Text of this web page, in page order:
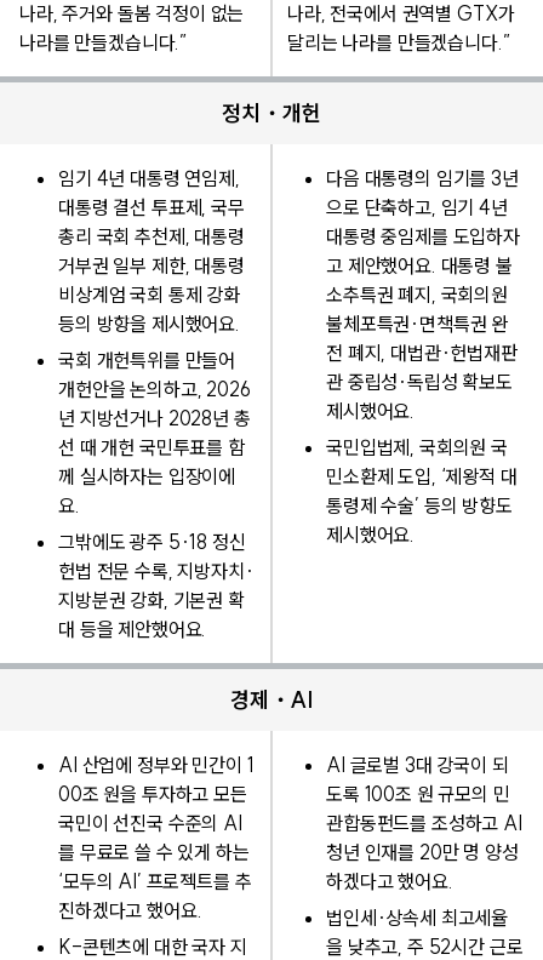
나라, 주거와 돌봄 걱정이 없는
나라를 만들겠습니다.”
나라, 전국에서 권역별 GTX가
달리는 나라를 만들겠습니다.”
정치・개헌
임기 4년 대통령 연임제,
대통령 결선 투표제, 국무
총리 국회 추천제, 대통령
거부권 일부 제한, 대통령
비상계엄 국회 통제 강화
등의 방향을 제시했어요.
국회 개헌특위를 만들어
개헌안을 논의하고, 2026
년 지방선거나 2028년 총
선 때 개헌 국민투표를 함
께 실시하자는 입장이에
요.
그밖에도 광주 5·18 정신
헌법 전문 수록, 지방자치·
지방분권 강화, 기본권 확
대 등을 제안했어요.
다음 대통령의 임기를 3년
으로 단축하고, 임기 4년
대통령 중임제를 도입하자
고 제안했어요. 대통령 불
소추특권 폐지, 국회의원
불체포특권·면책특권 완
전 폐지, 대법관·헌법재판
관 중립성·독립성 확보도
제시했어요.
국민입법제, 국회의원 국
민소환제 도입, ‘제왕적 대
통령제 수술’ 등의 방향도
제시했어요.
경제・AI
AI 산업에 정부와 민간이 1
00조 원을 투자하고 모든
국민이 선진국 수준의 AI
를 무료로 쓸 수 있게 하는
‘모두의 AI’ 프로젝트를 추
진하겠다고 했어요.
K-콘텐츠에 대한 국자 지
AI 글로벌 3대 강국이 되
도록 100조 원 규모의 민
관합동펀드를 조성하고 AI
청년 인재를 20만 명 양성
하겠다고 했어요.
법인세·상속세 최고세율
을 낮추고, 주 52시간 근로